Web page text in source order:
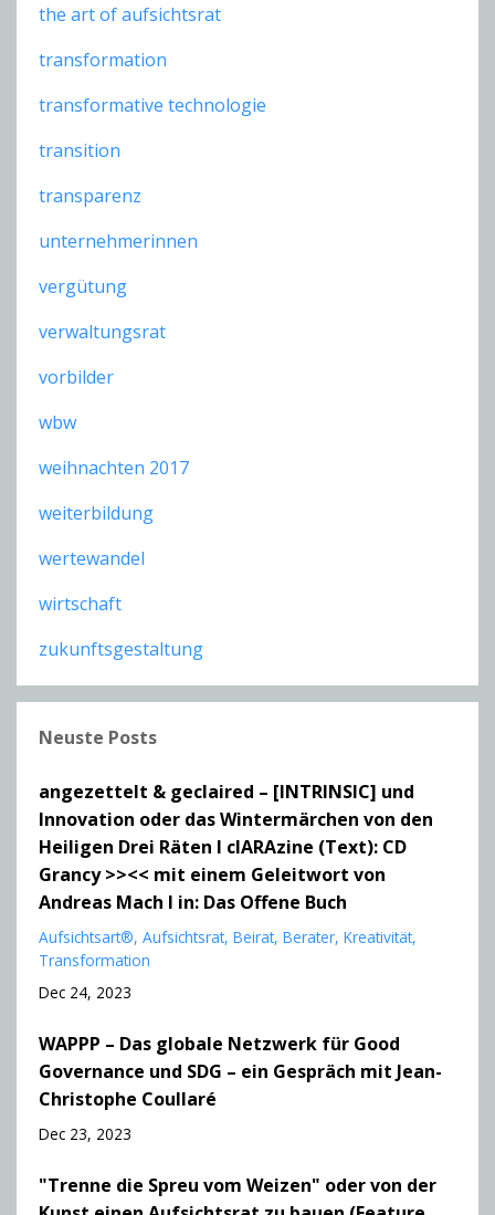
the art of aufsichtsrat
transformation
transformative technologie
transition
transparenz
unternehmerinnen
vergütung
verwaltungsrat
vorbilder
wbw
weihnachten 2017
weiterbildung
wertewandel
wirtschaft
zukunftsgestaltung
Neuste Posts
angezettelt & geclaired – [INTRINSIC] und
Innovation oder das Wintermärchen von den
Heiligen Drei Räten I clARAzine (Text): CD
Grancy >><< mit einem Geleitwort von
Andreas Mach I in: Das Offene Buch
Aufsichtsart® Aufsichtsrat Beirat Berater Kreativität
Transformation
Dec 24, 2023
WAPPP – Das globale Netzwerk für Good
Governance und SDG – ein Gespräch mit Jean-
Christophe Coullaré
Dec 23, 2023
"Trenne die Spreu vom Weizen" oder von der